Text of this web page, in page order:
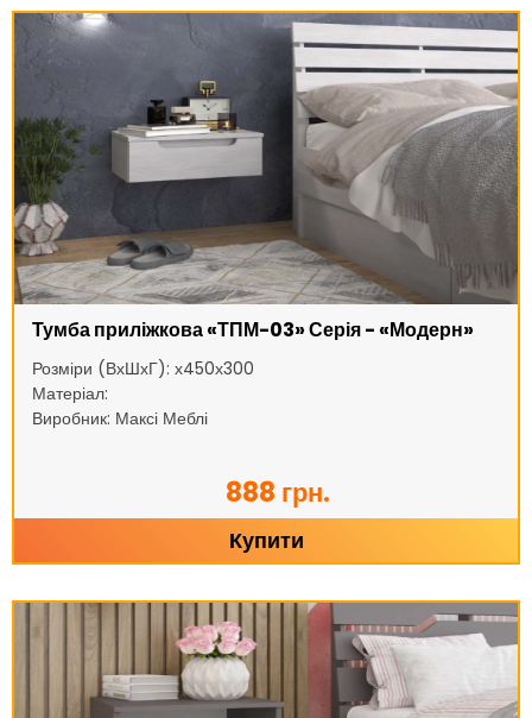
Тумба приліжкова «ТПМ-03» Серія - «Модерн»
Розміри (ВхШхГ): х450х300
Матеріал:
Виробник: Максі Меблі
888 грн.
Купити